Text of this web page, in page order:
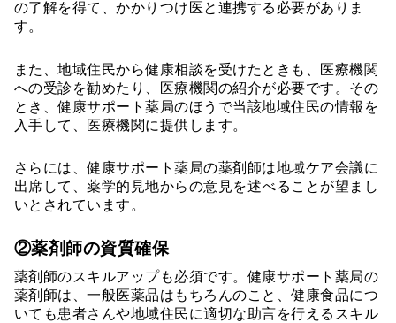
の了解を得て、かかりつけ医と連携する必要がありま
す。
また、地域住民から健康相談を受けたときも、医療機関
への受診を勧めたり、医療機関の紹介が必要です。その
とき、健康サポート薬局のほうで当該地域住民の情報を
入手して、医療機関に提供します。
さらには、健康サポート薬局の薬剤師は地域ケア会議に
出席して、薬学的見地からの意見を述べることが望まし
いとされています。
②薬剤師の資質確保
薬剤師のスキルアップも必須です。健康サポート薬局の
薬剤師は、一般医薬品はもちろんのこと、健康食品につ
いても患者さんや地域住民に適切な助言を行えるスキル